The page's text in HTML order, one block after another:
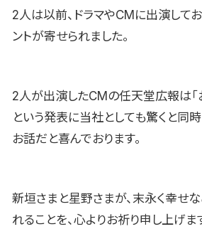
2人は以前、ドラマやCMに出演して
ントが寄せられました。
2人が出演したCMの任天堂広報は
という発表に当社としても驚くと同
お話だと喜んでおります。
新垣さまと星野さまが、末永く幸せな
れることを、心よりお祈り申し上げま